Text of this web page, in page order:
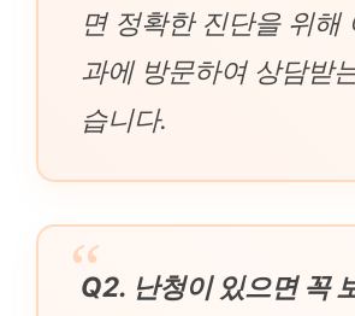
면 정확한 진단을 위해
과에 방문하여 상담받
습니다.
Q2. 난청이 있으면 꼭